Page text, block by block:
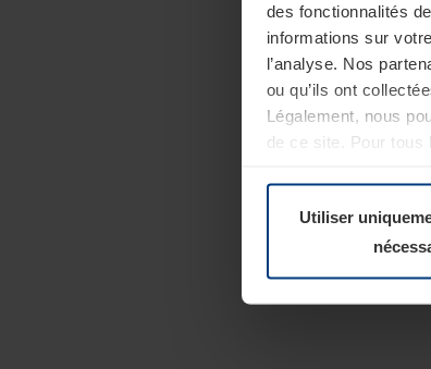
des fonctionnalités
informations sur
l’analyse. Nos
ou qu’ils ont
Légalement, nous
de ce site. Pour tous
Utiliser